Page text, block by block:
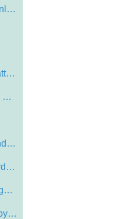
Lär dig att marknadsföra ditt online S…
Video Marketing: Det bästa sättet att …
Rekord Pools - Är du Simning Ändå
Titta efter Musik Instruktör Band Song …
Nödvändiga försiktighetsåtgärder fö…
Ska jag ansluta sig till föreningar i m…
Tennis för nybörjare - Hur Enjoy The L…